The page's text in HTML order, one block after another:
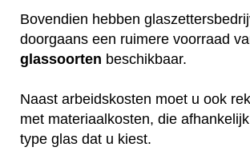
Bovendien hebben
doorgaans een ruimere voorraad
glassoorten beschikbaar.
Naast arbeidskosten moet u ook
met materiaalkosten, die
type glas dat u kiest.